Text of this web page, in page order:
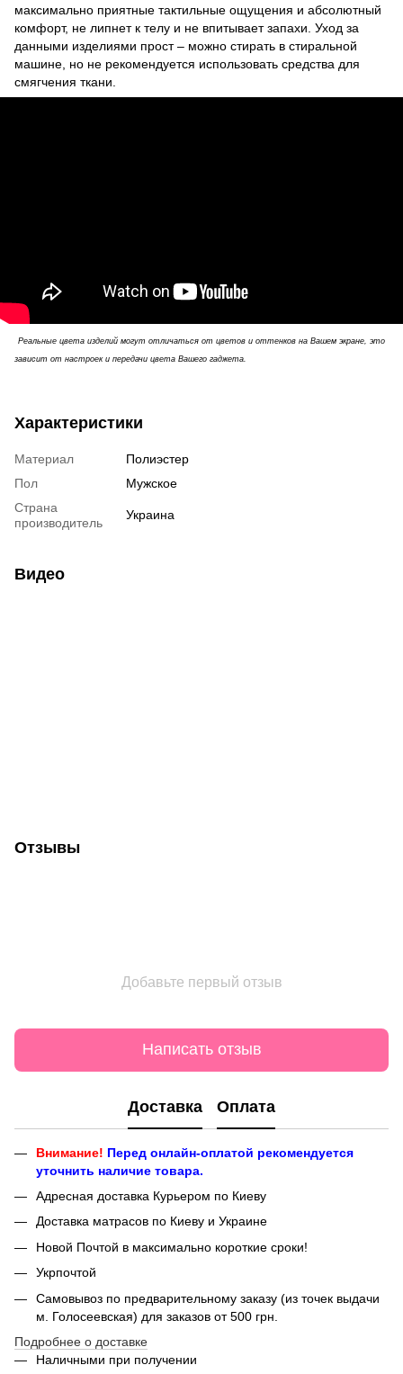
максимально приятные тактильные ощущения и абсолютный
комфорт, не липнет к телу и не впитывает запахи. Уход за
данными изделиями прост – можно стирать в стиральной
машине, но не рекомендуется использовать средства для
смягчения ткани.
Реальные цвета изделий могут отличаться от цветов и оттенков на Вашем экране, это
зависит от настроек и передачи цвета Вашего гаджета.
Характеристики
Материал
Полиэстер
Пол
Мужское
Страна
производитель
Украина
Видео
Отзывы
Добавьте первый отзыв
Написать отзыв
Доставка Оплата
Внимание! Перед онлайн-оплатой рекомендуется
уточнить наличие товара.
Адресная доставка Курьером по Киеву
Доставка матрасов по Киеву и Украине
Новой Почтой в максимально короткие сроки!
Укрпочтой
Самовывоз по предварительному заказу (из точек выдачи
м. Голосеевская) для заказов от 500 грн.
Подробнее о доставке
Наличными при получении